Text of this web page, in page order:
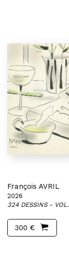
François AVRIL
2026
324 DESSINS -
300 €